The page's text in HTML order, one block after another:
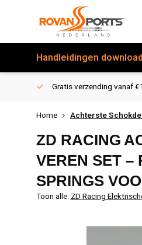
Handleidingen
Gratis verzending vanaf
Home Achterste
ZD RACING
VEREN SET –
SPRINGS
Toon alle:ZD Racing